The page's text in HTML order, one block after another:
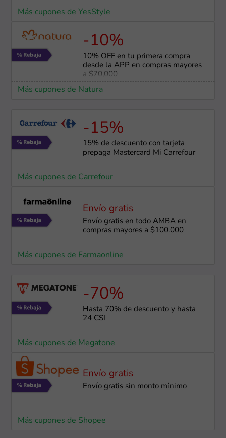
Más cupones de YesStyle
-10%
10% OFF en tu primera compra
desde la APP en compras mayores
a $70,000
Más cupones de Natura
-15%
15% de descuento con tarjeta
prepaga Mastercard Mi Carrefour
Más cupones de Carrefour
Envío gratis
Envío gratis en todo AMBA en
compras mayores a $100.000
Más cupones de Farmaonline
-70%
Hasta 70% de descuento y hasta
24 CSI
Más cupones de Megatone
Envío gratis
Envío gratis sin monto mínimo
Más cupones de Shopee